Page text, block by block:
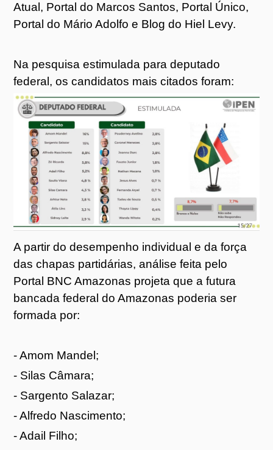
Atual, Portal do Marcos Santos, Portal Único,
Portal do Mário Adolfo e Blog do Hiel Levy.
Na pesquisa estimulada para deputado
federal, os candidatos mais citados foram:
A partir do desempenho individual e da força
das chapas partidárias, análise feita pelo
Portal BNC Amazonas projeta que a futura
bancada federal do Amazonas poderia ser
formada por:
- Amom Mandel;
- Silas Câmara;
- Sargento Salazar;
- Alfredo Nascimento;
- Adail Filho;